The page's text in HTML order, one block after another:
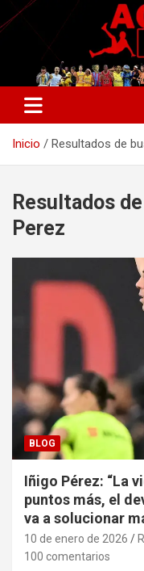
Saltar
al
Agente
La nueva generación
Inicio Resultados de
Resultados
Perez
BLOG
Iñigo Pérez: “La
puntos más, el
va a solucionar
10 de enero de 2026
100 comentarios